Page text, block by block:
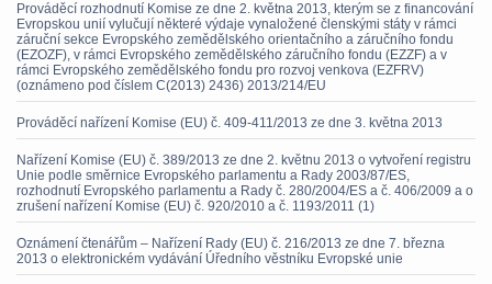
Prováděcí rozhodnutí Komise ze dne 2. května 2013, kterým se z financování
Evropskou unií vylučují některé výdaje vynaložené členskými státy v rámci
záruční sekce Evropského zemědělského orientačního a záručního fondu
(EZOZF), v rámci Evropského zemědělského záručního fondu (EZZF) a v
rámci Evropského zemědělského fondu pro rozvoj venkova (EZFRV)
(oznámeno pod číslem C(2013) 2436) 2013/214/EU
Prováděcí nařízení Komise (EU) č. 409-411/2013 ze dne 3. května 2013
Nařízení Komise (EU) č. 389/2013 ze dne 2. květnu 2013 o vytvoření registru
Unie podle směrnice Evropského parlamentu a Rady 2003/87/ES,
rozhodnutí Evropského parlamentu a Rady č. 280/2004/ES a č. 406/2009 a o
zrušení nařízení Komise (EU) č. 920/2010 a č. 1193/2011 (1)
Oznámení čtenářům – Nařízení Rady (EU) č. 216/2013 ze dne 7. března
2013 o elektronickém vydávání Úředního věstníku Evropské unie